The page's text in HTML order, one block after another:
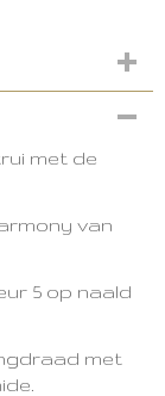
met de
van
5 op naald
met